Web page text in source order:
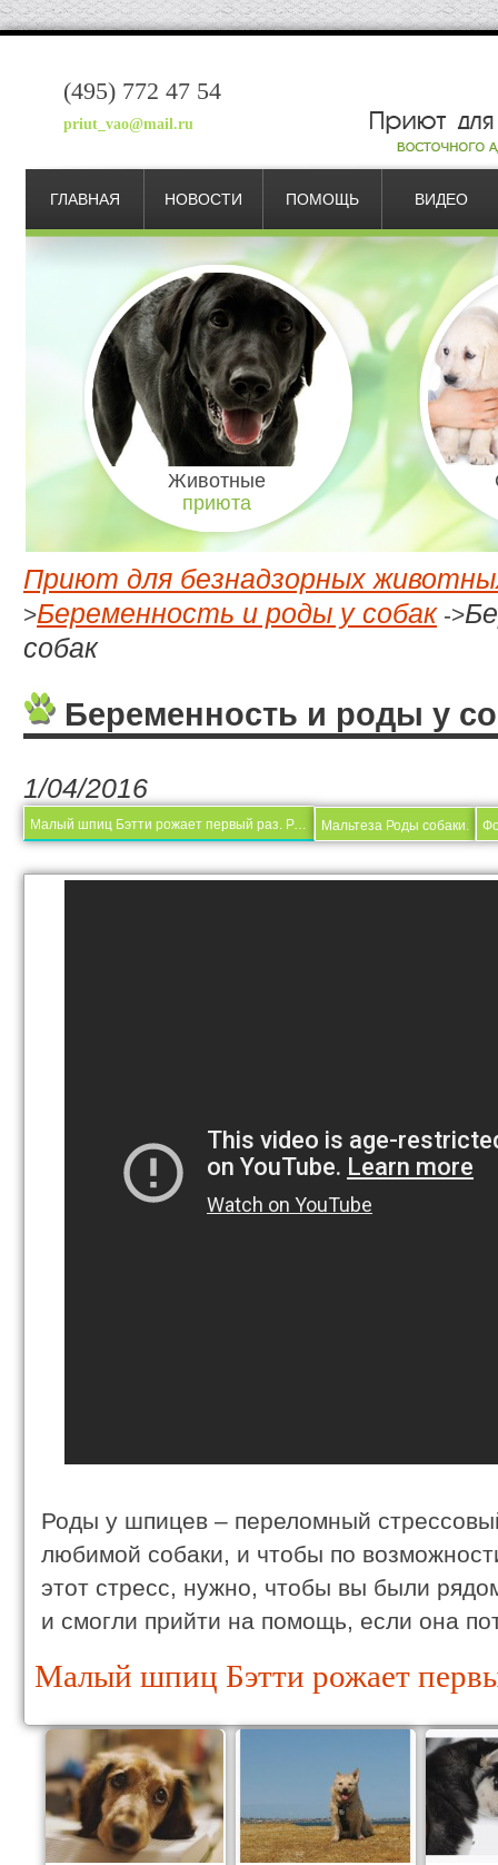
(495) 772 47 54
priut_vao@mail.ru
ГЛАВНАЯ НОВОСТИ ПОМОЩЬ ВИДЕО
Животные
приюта
Приют для безнадзорных
>Беременность и роды у собак->
собак
Беременность и роды у
1/04/2016
Малый шпиц Бэтти рожает первый раз. Роды у шпицев. Мальтеза Роды собаки.
Роды у шпицев – переломный
любимой собаки, и чтобы по
этот стресс, нужно, чтобы вы были
и смогли прийти на помощь, если она
Малый шпиц Бэтти рожает